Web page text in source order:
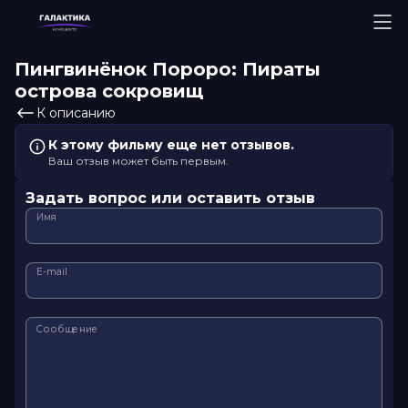
Пингвинёнок Пороро: Пираты
острова сокровищ
К описанию
К этому фильму еще нет отзывов.
Ваш отзыв может быть первым.
Задать вопрос или оставить отзыв
Имя
E-mail
Сообщение